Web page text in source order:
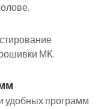
МК.
удобных программ